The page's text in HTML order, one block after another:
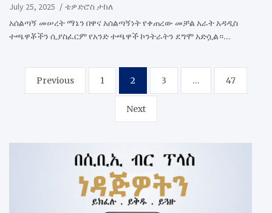
July 25, 2025
ቴዎድሮስ ታከለ
አሰልጣኝ መሠረት ማኔን በዋና አሰልጣኝነት የቀጠረው መቻል አራት አዳዲስ
ተጫዋቾችን ሲያስፈርም የአንድ ተጫዋች ኮንትራትን ደግሞ አድሷል።…
Posts
pagination
Previous 1 2 3 … 47
Next